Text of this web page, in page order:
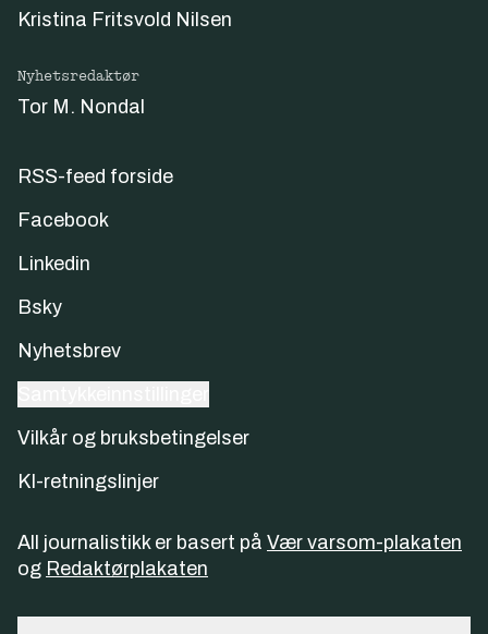
Kristina Fritsvold Nilsen
Nyhetsredaktør
Tor M. Nondal
RSS-feed forside
Facebook
Linkedin
Bsky
Nyhetsbrev
Vilkår og bruksbetingelser
KI-retningslinjer
All journalistikk er basert på Vær varsom-plakaten
og Redaktørplakaten